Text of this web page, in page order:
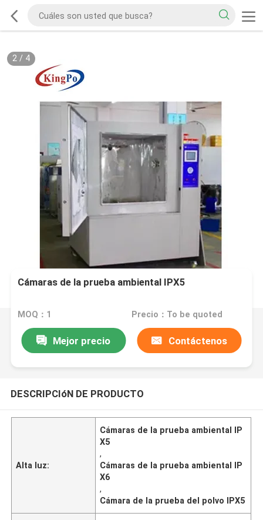
2/ 4
Cámaras de la prueba ambiental IPX5
MOQ：1 Precio：To be quoted
Mejor precio Contáctenos
DESCRIPCIóN DE PRODUCTO
Alta luz:
Cámaras de la prueba ambiental IP
X5
,
Cámaras de la prueba ambiental IP
X6
,
Cámara de la prueba del polvo IPX5